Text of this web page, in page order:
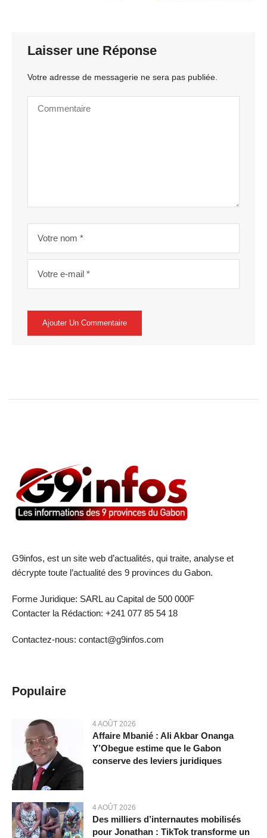
Laisser une Réponse
Votre adresse de messagerie ne sera pas publiée.
G9infos, est un site web d’actualités, qui traite, analyse et
décrypte toute l’actualité des 9 provinces du Gabon.
Forme Juridique: SARL au Capital de 500 000F
Contacter la Rédaction: +241 077 85 54 18
Contactez-nous: contact@g9infos.com
Populaire
4 AOÛT 2026
Affaire Mbanié : Ali Akbar Onanga
Y’Obegue estime que le Gabon
conserve des leviers juridiques
4 AOÛT 2026
Des milliers d’internautes mobilisés
pour Jonathan : TikTok transforme un